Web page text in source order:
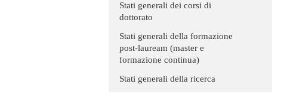
Stati generali dei corsi di
dottorato
Stati generali della formazione
post-lauream (master e
formazione continua)
Stati generali della ricerca